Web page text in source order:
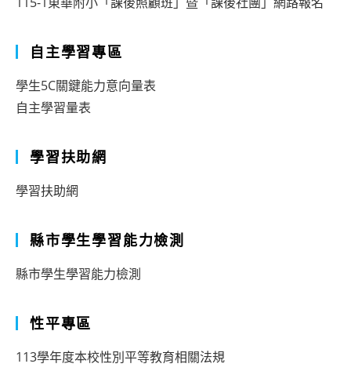
自主學習專區
學生5C關鍵能力意向量表
自主學習量表
學習扶助網
學習扶助網
縣市學生學習能力檢測
縣市學生學習能力檢測
性平專區
113學年度本校性別平等教育相關法規